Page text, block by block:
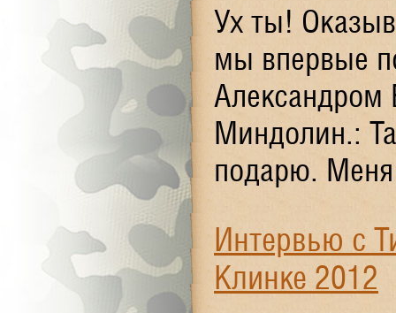
Ух ты!
мы впервые
Миндолин.:
подарю.
Интервью с
Клинке 2012